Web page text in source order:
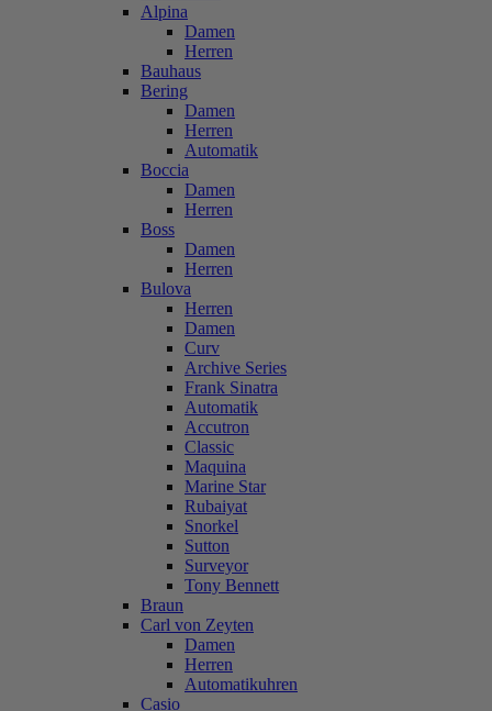
Alpina
Damen
Herren
Bauhaus
Bering
Damen
Herren
Automatik
Boccia
Damen
Herren
Boss
Damen
Herren
Bulova
Herren
Damen
Curv
Archive Series
Frank Sinatra
Automatik
Accutron
Classic
Maquina
Marine Star
Rubaiyat
Snorkel
Sutton
Surveyor
Tony Bennett
Braun
Carl von Zeyten
Damen
Herren
Automatikuhren
Casio